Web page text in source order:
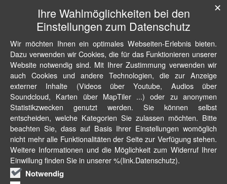
Ihre Wahlmöglichkeiten bei den
Einstellungen zum Datenschutz
Wir möchten Ihnen ein optimales Webseiten-Erlebnis bieten.
Dazu verwenden wir Cookies, die für das Funktionieren unserer
Website notwendig sind. Mit Ihrer Zustimmung verwenden wir
auch Cookies und andere Technologien, die zur Anzeige
externer Inhalte (Videos über Youtube, Audios über
Soundcloud, Karten über MapTiler ...) oder zu anonymen
Statistikzwecken genutzt werden. Sie können selbst
entscheiden, welche Kategorien Sie zulassen möchten. Bitte
beachten Sie, dass auf Basis Ihrer Einstellungen womöglich
nicht mehr alle Funktionalitäten der Seite zur Verfügung stehen.
Weitere Informationen und die Möglichkeit zum Widerruf Ihrer
Einwillung finden Sie in unserer %(link.Datenschutz).
Notwendig
✕